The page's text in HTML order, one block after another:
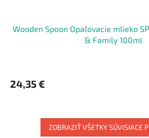
Wooden Spoon Opaľovacie mlieko
& Family 100ml
24,35 €
ZOBRAZIŤ VŠETKY SÚVISIACE